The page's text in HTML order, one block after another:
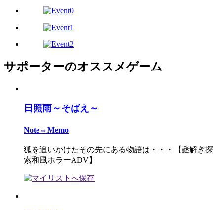
サポーターのオススメゲーム
日照雨～そばえ～
Note⇔Memo
狐を追いかけたその先にある物語は・・・【謎解き探
索和風ホラーADV】